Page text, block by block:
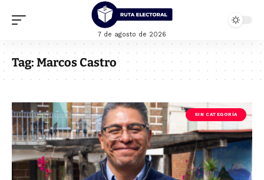
7 de agosto de 2026
Tag: Marcos Castro
SIN CATEGORÍA